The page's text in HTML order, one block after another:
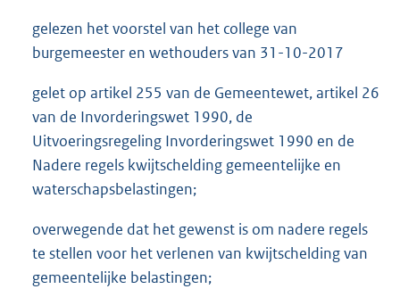
gelezen het voorstel van het college van
burgemeester en wethouders van 31-10-2017
gelet op artikel 255 van de Gemeentewet, artikel 26
van de Invorderingswet 1990, de
Uitvoeringsregeling Invorderingswet 1990 en de
Nadere regels kwijtschelding gemeentelijke en
waterschapsbelastingen;
overwegende dat het gewenst is om nadere regels
te stellen voor het verlenen van kwijtschelding van
gemeentelijke belastingen;